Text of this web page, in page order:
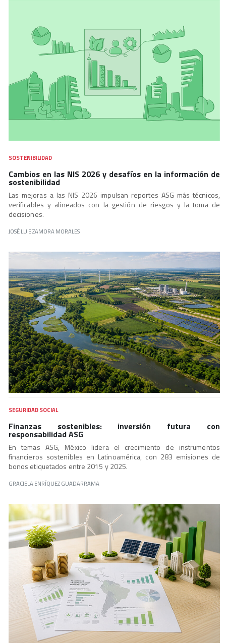
SOSTENIBILIDAD
Cambios en las NIS 2026 y desafíos en la información de
sostenibilidad
Las mejoras a las NIS 2026 impulsan reportes ASG más técnicos,
verificables y alineados con la gestión de riesgos y la toma de
decisiones.
JOSÉ LUIS ZAMORA MORALES
SEGURIDAD SOCIAL
Finanzas sostenibles: inversión futura con
responsabilidad ASG
En temas ASG, México lidera el crecimiento de instrumentos
financieros sostenibles en Latinoamérica, con 283 emisiones de
bonos etiquetados entre 2015 y 2025.
GRACIELA ENRÍQUEZ GUADARRAMA